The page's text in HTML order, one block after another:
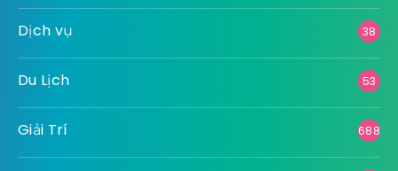
Dịch vụ 38
Du Lịch 53
Giải Trí 688